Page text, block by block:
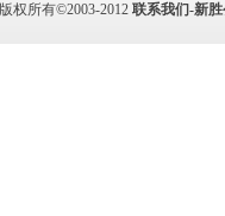
版权所有©2003-2012 联系我们-新胜